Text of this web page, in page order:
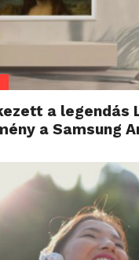
a legendás
a Samsung